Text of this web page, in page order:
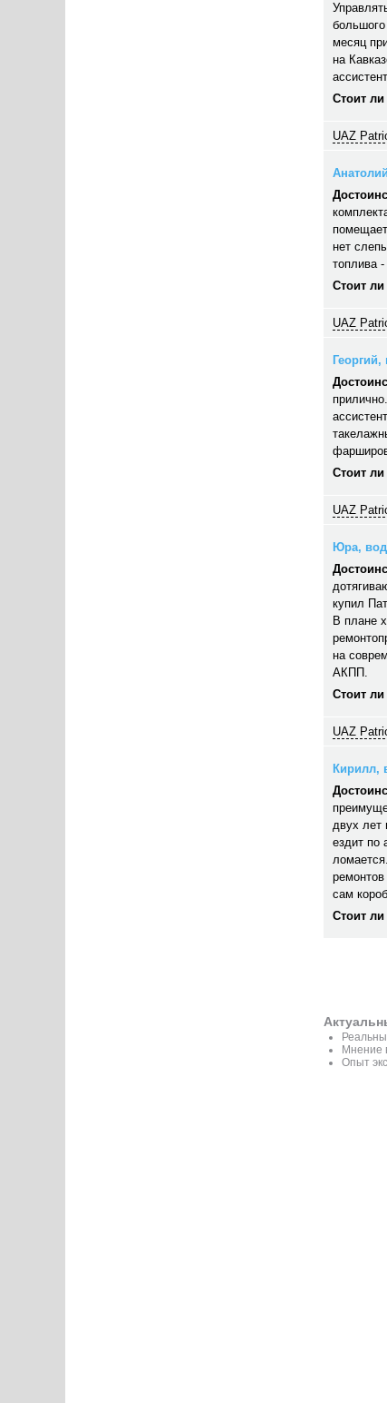
месяц
на
Стоит ли
UAZ
нет
топлива
Стоит ли
UAZ
Георгий,
Стоит ли
UAZ
Юра,
купил
В плане
на
АКПП.
Стоит ли
UAZ
Кирилл,
двух лет
ездит по
сам
Стоит ли
Мнение
Опыт